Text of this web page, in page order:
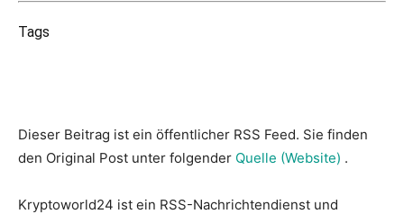
Tags
Dieser Beitrag ist ein öffentlicher RSS Feed. Sie finden
den Original Post unter folgender Quelle (Website) .
Kryptoworld24 ist ein RSS-Nachrichtendienst und